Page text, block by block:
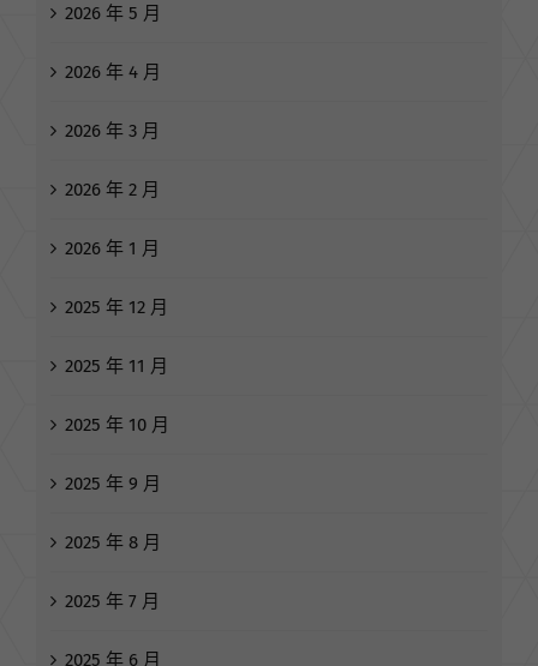
2026 年 5 月
2026 年 4 月
2026 年 3 月
2026 年 2 月
2026 年 1 月
2025 年 12 月
2025 年 11 月
2025 年 10 月
2025 年 9 月
2025 年 8 月
2025 年 7 月
2025 年 6 月